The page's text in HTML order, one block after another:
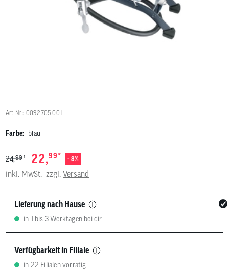
Art.Nr.: 0092705.001
Farbe: blau
24,99 1 22,99* - 8%
inkl. MwSt. zzgl. Versand
Lieferung nach Hause
in 1 bis 3 Werktagen bei dir
Verfügbarkeit in Filiale
in 22 Filialen vorrätig